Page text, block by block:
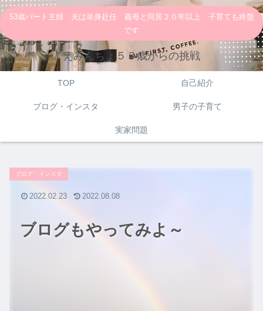
53歳パート主婦 夫は単身赴任 義母と同居２０年以上 子育ても終盤
です
えみんちょ５３歳からの挑戦
TOP 自己紹介
ブログ・インスタ 男子の子育て
実家問題
ブログもやってみよ～
ブログ・インスタ
2022.02.23 2022.08.08